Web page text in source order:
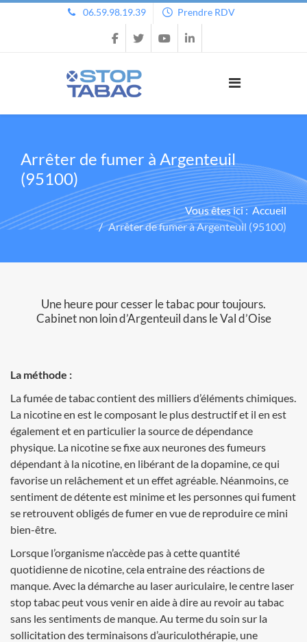
06.59.98.19.39 Prendre RDV
Arrêter de fumer à Argenteuil
(95100)
Vous êtes ici :Accueil
Arrêter de fumer à Argenteuil (95100)
Une heure pour cesser le tabac pour toujours.
Cabinet non loin d’Argenteuil dans le Val d’Oise
La méthode :
La fumée de tabac contient des milliers d’éléments chimiques.
La nicotine en est le composant le plus destructif et il en est
également et en particulier la source de dépendance
physique. La nicotine se fixe aux neurones des fumeurs
dépendant à la nicotine, en libérant de la dopamine, ce qui
favorise un relâchement et un effet agréable. Néanmoins, ce
sentiment de détente est minime et les personnes qui fument
se retrouvent obligés de fumer en vue de reproduire ce mini
bien-être.
Lorsque l’organisme n’accède pas à cette quantité
quotidienne de nicotine, cela entraine des réactions de
manque. Avec la démarche au laser auriculaire, le centre laser
stop tabac peut vous venir en aide à dire au revoir au tabac
sans les sentiments de manque. Au terme du soin sur la
sollicitation des terminaisons d’auriculothérapie, une